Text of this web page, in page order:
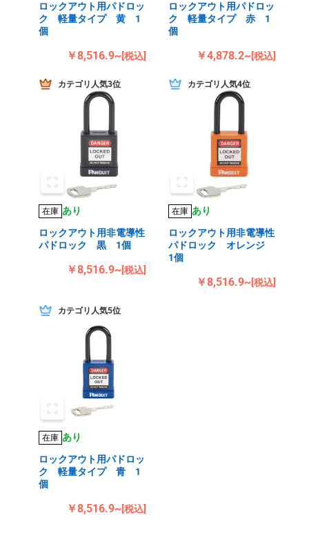
ロックアウト用パドロッ
ク 軽量タイプ 黄 1
個
￥8,516.9~[税込]
ロックアウト用パドロッ
ク 軽量タイプ 赤 1
個
￥4,878.2~[税込]
カテゴリ人気3位
在庫 あり
ロックアウト用非電導性
パドロック 黒 1個
￥8,516.9~[税込]
カテゴリ人気4位
在庫 あり
ロックアウト用非電導性
パドロック オレンジ
1個
￥8,516.9~[税込]
カテゴリ人気5位
在庫 あり
ロックアウト用パドロッ
ク 軽量タイプ 青 1
個
￥8,516.9~[税込]